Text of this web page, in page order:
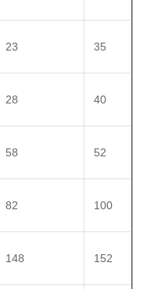
23 35
28 40
58 52
82 100
148 152